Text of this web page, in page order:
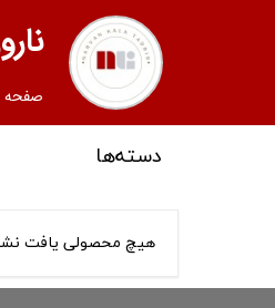
صفحه
دسته‌ها
هیچ محصولی یافت